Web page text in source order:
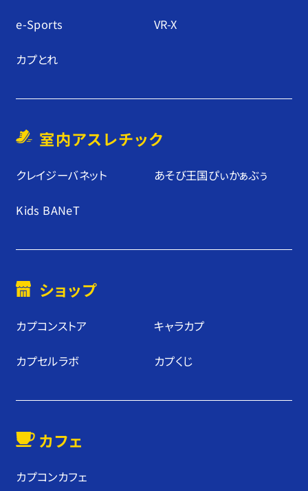
e-Sports VR-X
カプとれ
室内アスレチック
クレイジーバネット あそび王国ぴぃかぁぶぅ
Kids BANeT
ショップ
カプコンストア キャラカプ
カプセルラボ カプくじ
カフェ
カプコンカフェ